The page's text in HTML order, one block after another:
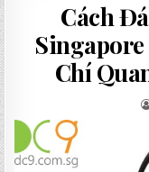
Cách
Chí